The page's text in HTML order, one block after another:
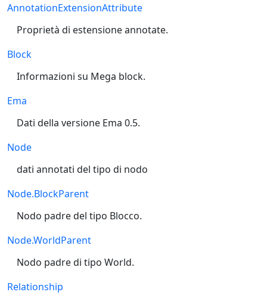
AnnotationExtensionAttribute
Proprietà di estensione annotate.
Block
Informazioni su Mega block.
Ema
Dati della versione Ema 0.5.
Node
dati annotati del tipo di nodo
Node.BlockParent
Nodo padre del tipo Blocco.
Node.WorldParent
Nodo padre di tipo World.
Relationship